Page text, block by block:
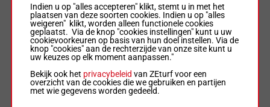
LIMIETEN & SESSIEDETAILS
ALGEMENE VOORWAARDEN
WEDREGELS & TOTALISATORREGLEMENT
Indien u op "alles accepteren" klikt, stemt u in met het
plaatsen van deze soorten cookies. Indien u op "alles
weigeren" klikt, worden alleen functionele cookies
geplaatst. Via de knop "cookies instellingen" kunt u uw
cookievoorkeuren op basis van hun doel instellen. Via de
knop "cookies" aan de rechterzijde van onze site kunt u
uw keuzes op elk moment aanpassen."
Bekijk ook het privacybeleid van ZEturf voor een
overzicht van de cookies die we gebruiken en partijen
met wie gegevens worden gedeeld.